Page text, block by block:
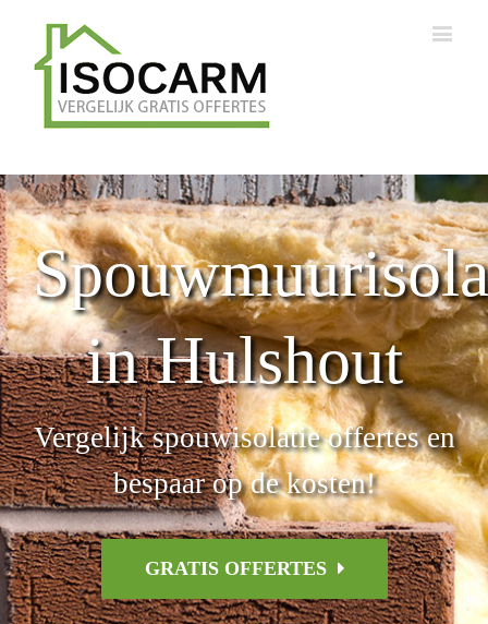
in Hulshout
Vergelijk spouwisolatie offertes en
bespaar op de kosten!
GRATIS OFFERTES